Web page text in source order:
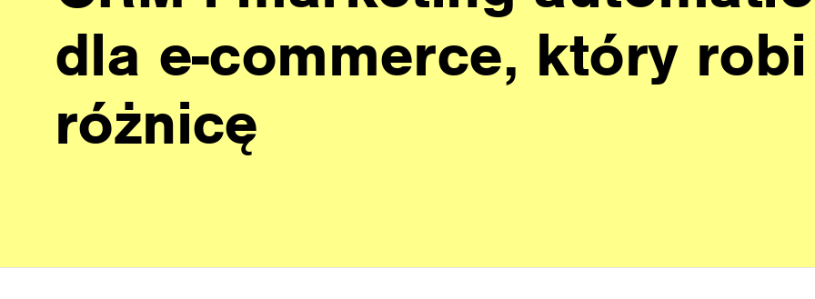
dla e-commerce, który robi
różnicę